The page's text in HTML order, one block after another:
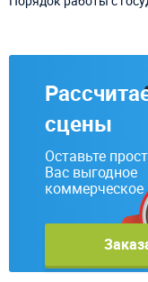
сцены
Оставьте
Вас выгодное